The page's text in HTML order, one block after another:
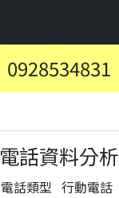
0928534831
電話資料分析
電話類型 行動電話